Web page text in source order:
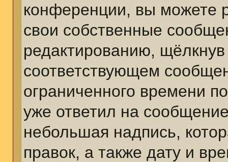
конференции, вы можете
свои собственные
редактированию,
соответствующем
ограниченного времени
уже ответил на
небольшая надпись,
правок, а также дату и